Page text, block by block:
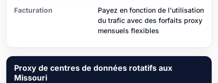
Facturation
Payez en fonction de l'utilisation
du trafic avec des forfaits proxy
mensuels flexibles
Proxy de centres de données rotatifs aux
Missouri